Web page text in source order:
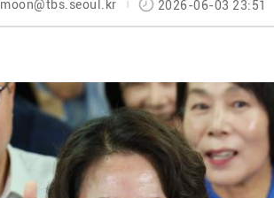
moon@tbs.seoul.kr 2026-06-03 23:51